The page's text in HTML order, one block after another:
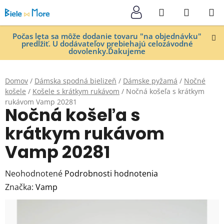
na
obsah
Počas leta sa môže dodanie tovaru "na objednávku"
predĺžiť. U dodávateľov prebiehajú celozávodné
dovolenky.Ďakujeme
Hľadať
KOŠÍK
Domov / Dámska spodná bielizeň / Dámske pyžamá / Nočné
košele / Košele s krátkym rukávom / Nočná košeľa s krátkym
rukávom Vamp 20281
Nočná košeľa s
krátkym rukávom
Vamp 20281
Priemerné
hodnotenie
produktu
Neohodnotené Podrobnosti hodnotenia
Značka: Vamp